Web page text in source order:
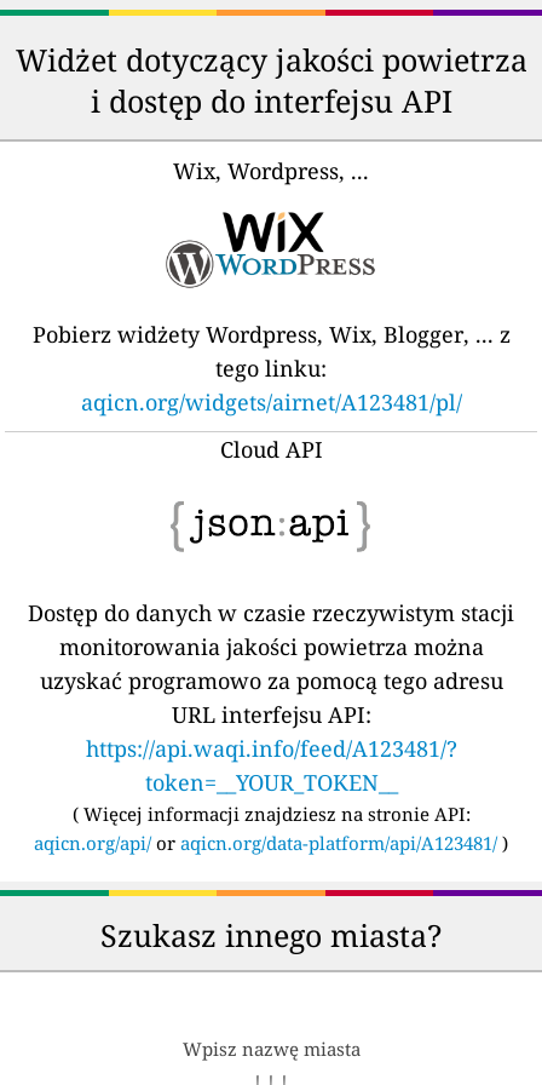
Widżet dotyczący jakości powietrza
i dostęp do interfejsu API
Wix, Wordpress, ...
Pobierz widżety Wordpress, Wix, Blogger, ... z
tego linku:
aqicn.org/widgets/airnet/A123481/pl/
Cloud API
Dostęp do danych w czasie rzeczywistym stacji
monitorowania jakości powietrza można
uzyskać programowo za pomocą tego adresu
URL interfejsu API:
https://api.waqi.info/feed/A123481/?
token=__YOUR_TOKEN__
( Więcej informacji znajdziesz na stronie API:
aqicn.org/api/or aqicn.org/data-platform/api/A123481/)
Szukasz innego miasta?
Wpisz nazwę miasta